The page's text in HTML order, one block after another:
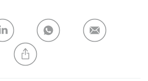
LEGG TIL
OPPRETT EN NY LISTE